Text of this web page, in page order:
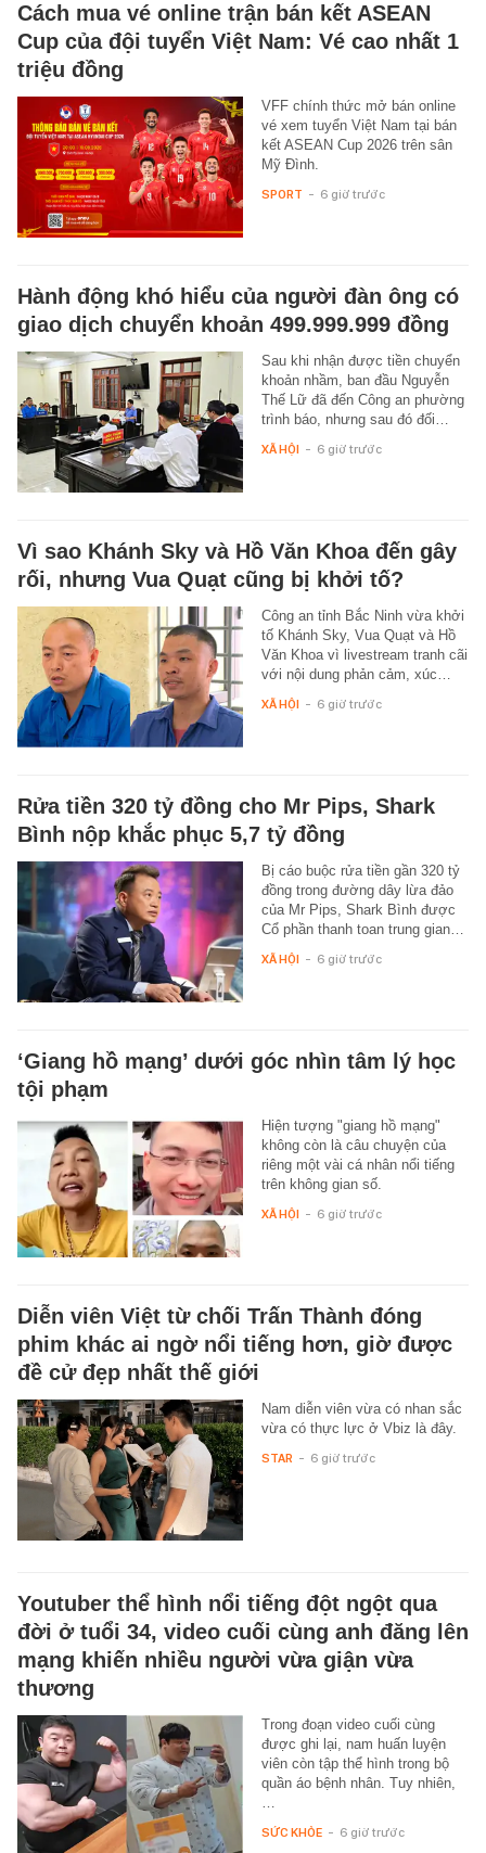
Cách mua vé online trận bán kết ASEAN
Cup của đội tuyển Việt Nam: Vé cao nhất 1
triệu đồng
VFF chính thức mở bán online
vé xem tuyển Việt Nam tại bán
kết ASEAN Cup 2026 trên sân
Mỹ Đình.
SPORT - 6 giờ trước
Hành động khó hiểu của người đàn ông có
giao dịch chuyển khoản 499.999.999 đồng
Sau khi nhận được tiền chuyển
khoản nhầm, ban đầu Nguyễn
Thế Lữ đã đến Công an phường
trình báo, nhưng sau đó đối…
XÃ HỘI - 6 giờ trước
Vì sao Khánh Sky và Hồ Văn Khoa đến gây
rối, nhưng Vua Quạt cũng bị khởi tố?
Công an tỉnh Bắc Ninh vừa khởi
tố Khánh Sky, Vua Quạt và Hồ
Văn Khoa vì livestream tranh cãi
với nội dung phản cảm, xúc…
XÃ HỘI - 6 giờ trước
Rửa tiền 320 tỷ đồng cho Mr Pips, Shark
Bình nộp khắc phục 5,7 tỷ đồng
Bị cáo buộc rửa tiền gần 320 tỷ
đồng trong đường dây lừa đảo
của Mr Pips, Shark Bình được
Cổ phần thanh toan trung gian…
XÃ HỘI - 6 giờ trước
‘Giang hồ mạng’ dưới góc nhìn tâm lý học
tội phạm
Hiện tượng "giang hồ mạng"
không còn là câu chuyện của
riêng một vài cá nhân nổi tiếng
trên không gian số.
XÃ HỘI - 6 giờ trước
Diễn viên Việt từ chối Trấn Thành đóng
phim khác ai ngờ nổi tiếng hơn, giờ được
đề cử đẹp nhất thế giới
Nam diễn viên vừa có nhan sắc
vừa có thực lực ở Vbiz là đây.
STAR - 6 giờ trước
Youtuber thể hình nổi tiếng đột ngột qua
đời ở tuổi 34, video cuối cùng anh đăng lên
mạng khiến nhiều người vừa giận vừa
thương
Trong đoạn video cuối cùng
được ghi lại, nam huấn luyện
viên còn tập thể hình trong bộ
quần áo bệnh nhân. Tuy nhiên,
…
SỨC KHỎE - 6 giờ trước